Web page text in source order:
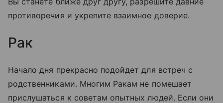
противоречия и укрепите взаимное доверие.
Рак
Начало дня прекрасно подойдет для встреч с
родственниками. Многим Ракам не помешает
прислушаться к советам опытных людей. Если они